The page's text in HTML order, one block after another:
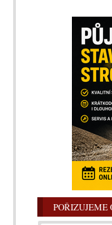
POŘIZUJEME